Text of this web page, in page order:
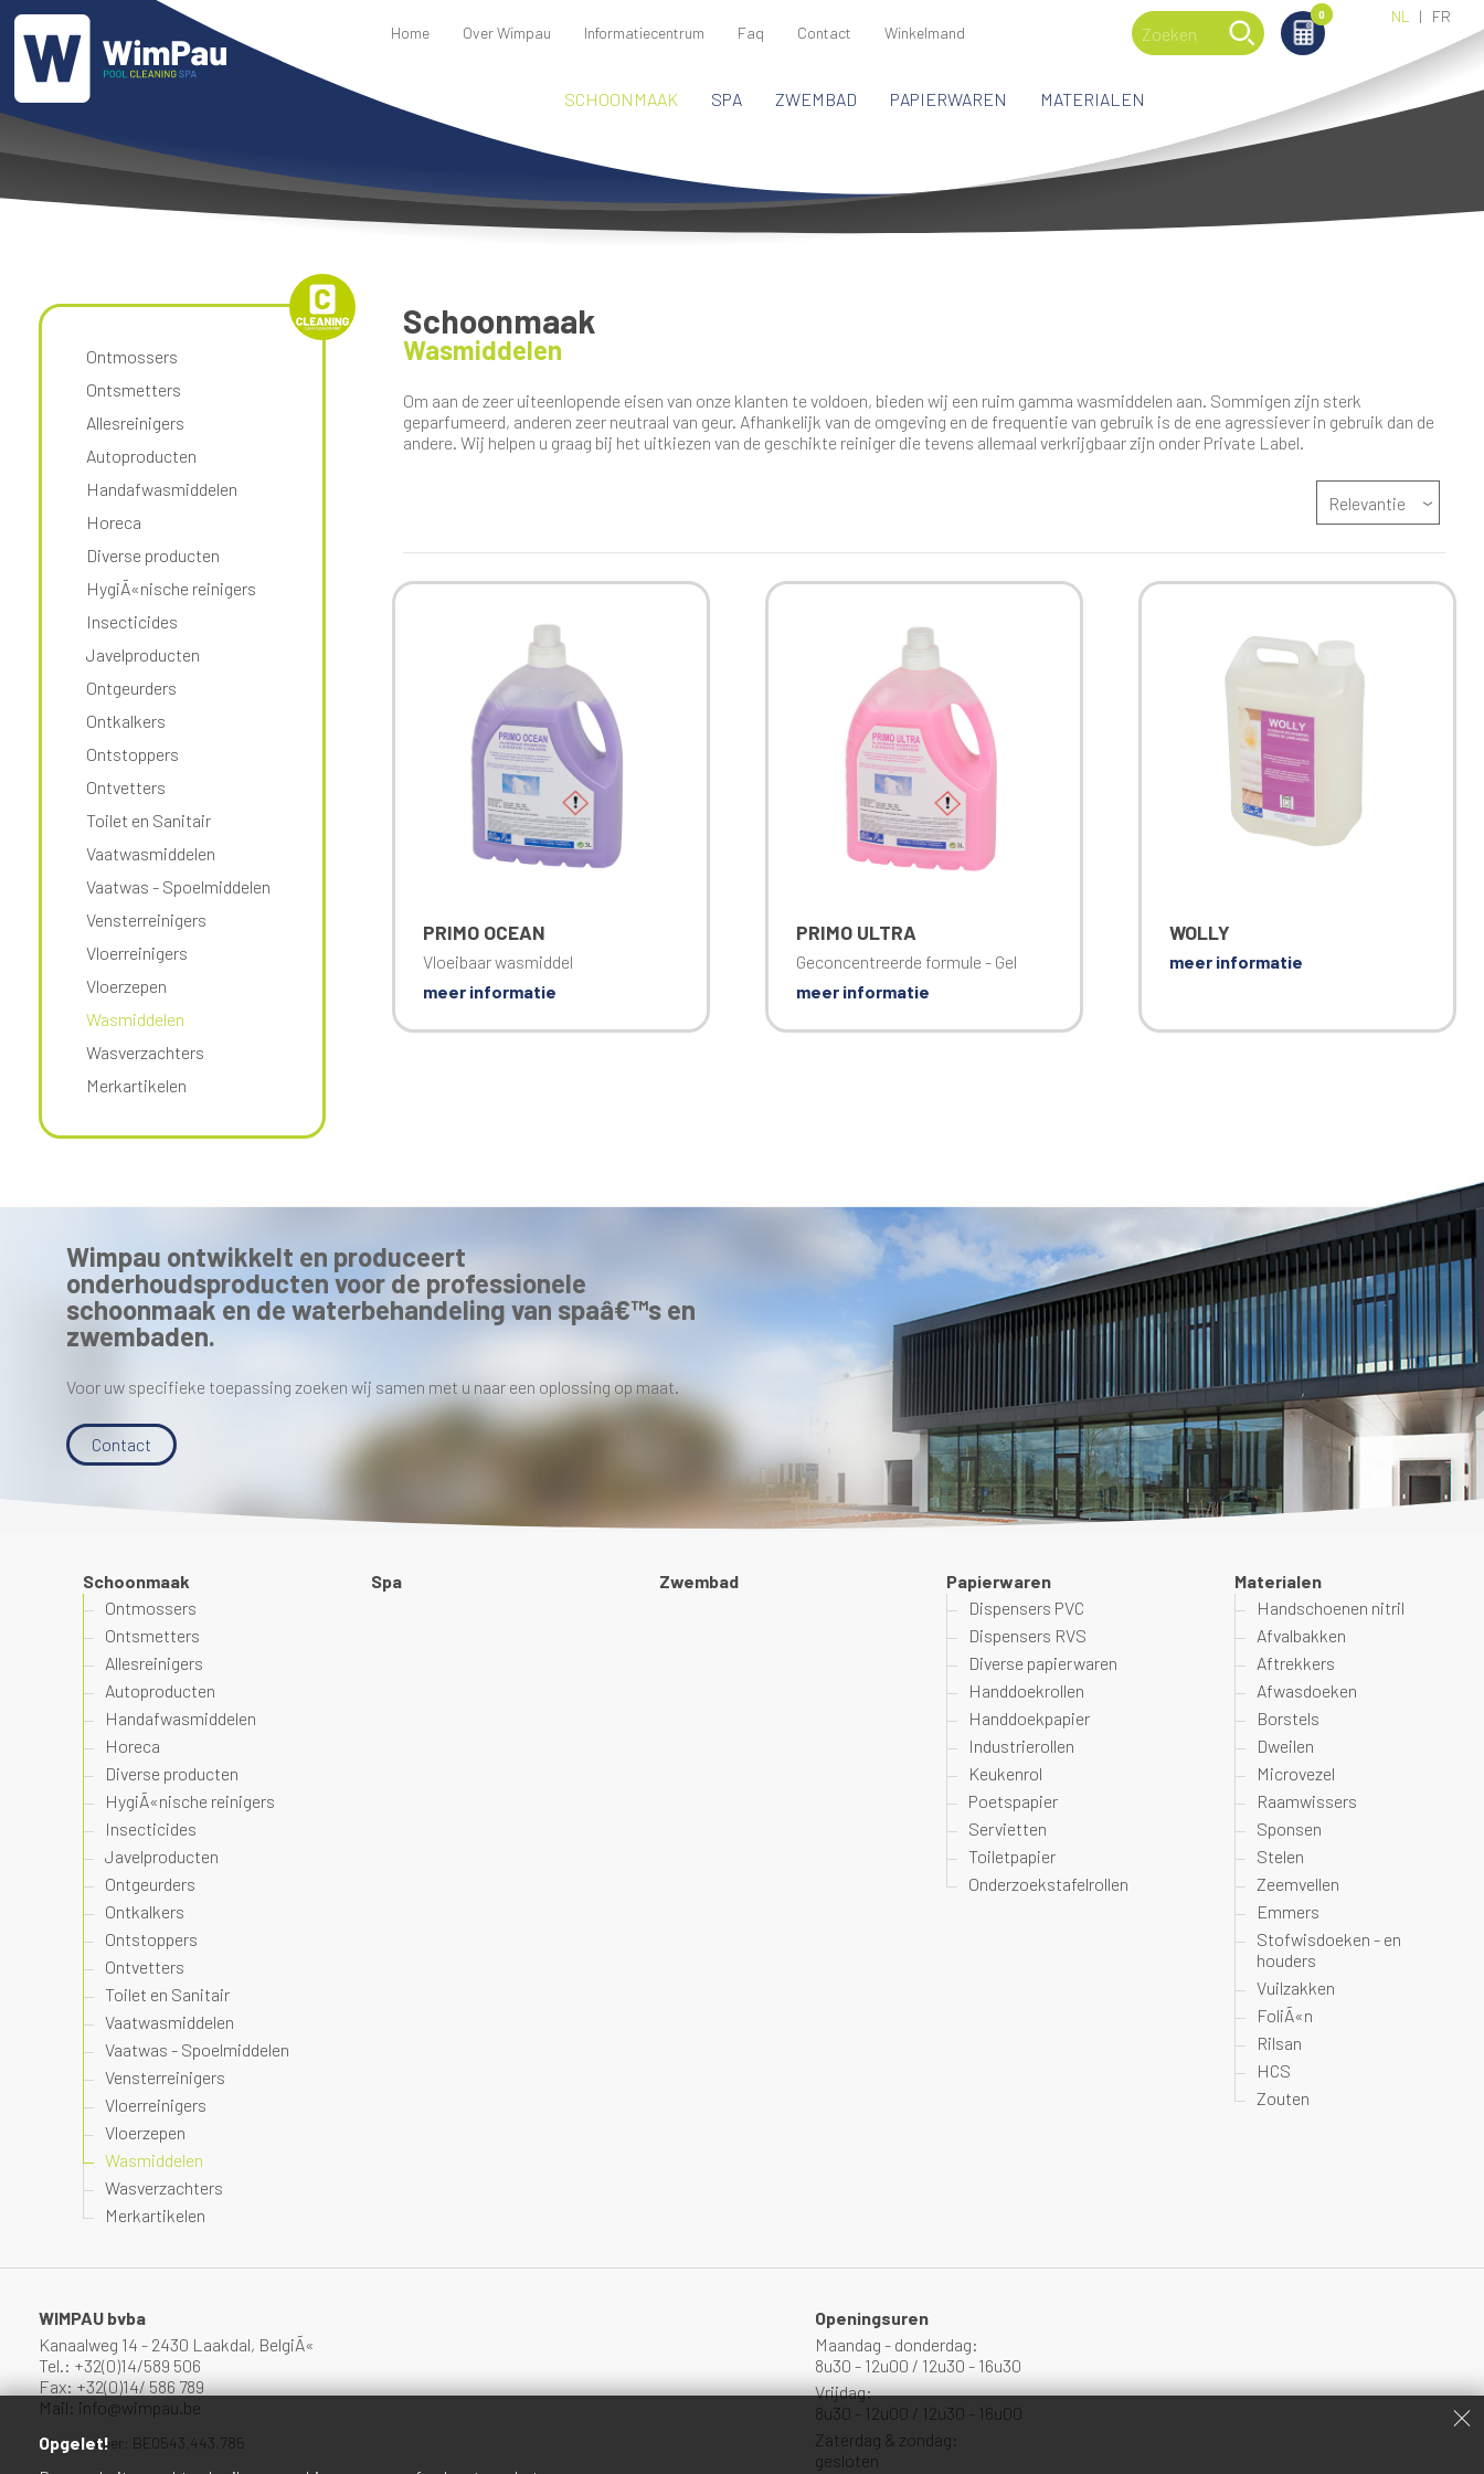
NL FR
0
0
Home Over Wimpau Informatiecentrum Faq Contact Winkelmand
SCHOONMAAK SPA ZWEMBAD PAPIERWAREN MATERIALEN
Ontmossers
Ontsmetters
Allesreinigers
Autoproducten
Handafwasmiddelen
Horeca
Diverse producten
HygiÃ«nische reinigers
Insecticides
Javelproducten
Ontgeurders
Ontkalkers
Ontstoppers
Ontvetters
Toilet en Sanitair
Vaatwasmiddelen
Vaatwas - Spoelmiddelen
Vensterreinigers
Vloerreinigers
Vloerzepen
Wasmiddelen
Wasverzachters
Merkartikelen
Schoonmaak
Wasmiddelen
Om aan de zeer uiteenlopende eisen van onze klanten te voldoen, bieden wij een ruim gamma wasmiddelen aan. Sommigen zijn sterk
geparfumeerd, anderen zeer neutraal van geur. Afhankelijk van de omgeving en de frequentie van gebruik is de ene agressiever in gebruik dan de
andere. Wij helpen u graag bij het uitkiezen van de geschikte reiniger die tevens allemaal verkrijgbaar zijn onder Private Label.
Relevantie
PRIMO OCEAN
Vloeibaar wasmiddel
meer informatie
PRIMO ULTRA
Geconcentreerde formule - Gel
meer informatie
WOLLY
meer informatie
Wimpau ontwikkelt en produceert
onderhoudsproducten voor de professionele
schoonmaak en de waterbehandeling van spaâ€™s en
zwembaden.
Voor uw specifieke toepassing zoeken wij samen met u naar een oplossing op maat.
Contact
Schoonmaak
Ontmossers
Ontsmetters
Allesreinigers
Autoproducten
Handafwasmiddelen
Horeca
Diverse producten
HygiÃ«nische reinigers
Insecticides
Javelproducten
Ontgeurders
Ontkalkers
Ontstoppers
Ontvetters
Toilet en Sanitair
Vaatwasmiddelen
Vaatwas - Spoelmiddelen
Vensterreinigers
Vloerreinigers
Vloerzepen
Wasmiddelen
Wasverzachters
Merkartikelen
Spa Zwembad
Papierwaren
Dispensers PVC
Dispensers RVS
Diverse papierwaren
Handdoekrollen
Handdoekpapier
Industrierollen
Keukenrol
Poetspapier
Servietten
Toiletpapier
Onderzoekstafelrollen
Materialen
Handschoenen nitril
Afvalbakken
Aftrekkers
Afwasdoeken
Borstels
Dweilen
Microvezel
Raamwissers
Sponsen
Stelen
Zeemvellen
Emmers
Stofwisdoeken - en
houders
Vuilzakken
FoliÃ«n
Rilsan
HCS
Zouten
WIMPAU bvba
Kanaalweg 14 - 2430 Laakdal, BelgiÃ«
Tel.: +32(0)14/589 506
Fax: +32(0)14/ 586 789
Mail: info@wimpau.be
Btw-nummer: BE0543.443.785
Openingsuren
Maandag - donderdag:
8u30 - 12u00 / 12u30 - 16u30
Vrijdag:
8u30 - 12u00 / 12u30 - 16u00
Zaterdag & zondag:
gesloten
Opgelet!